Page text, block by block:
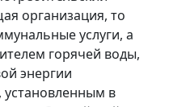
организация, то
услуги, а
горячей воды,
энергии
установленным в